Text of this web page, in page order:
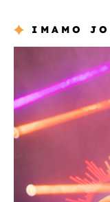
IMAMO